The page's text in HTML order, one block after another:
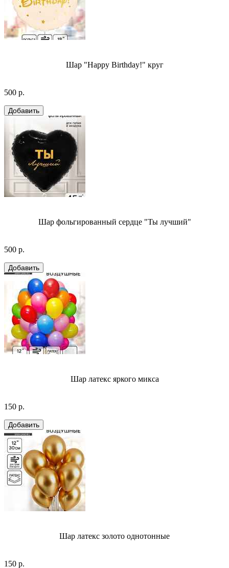
Шар "Happy Birthday!" круг
500 р.
Шар фольгированный сердце "Ты лучший"
500 р.
Шар латекс яркого микса
150 р.
Шар латекс золото однотонные
150 р.